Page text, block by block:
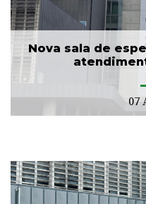
Nova sala de
07